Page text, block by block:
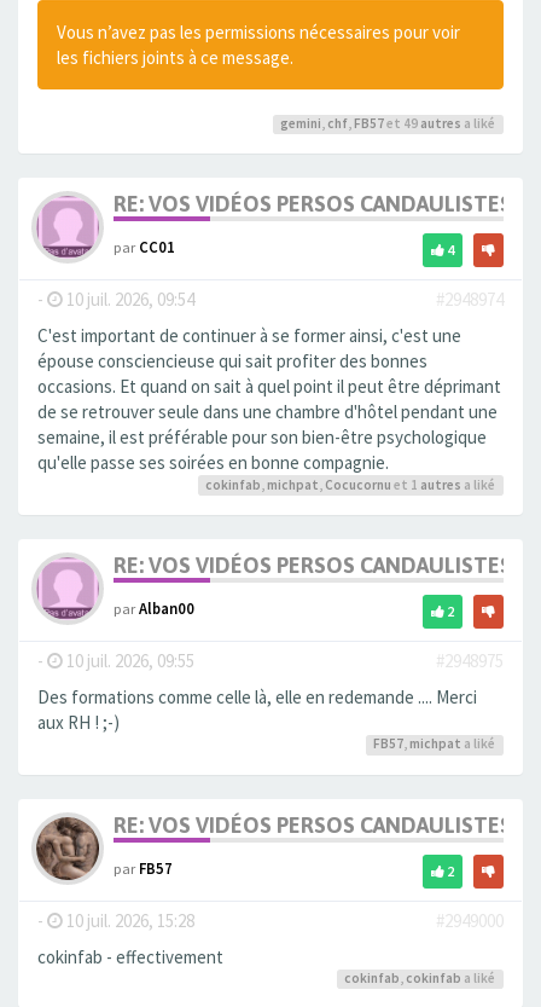
Vous n’avez pas les permissions nécessaires pour voir
les fichiers joints à ce message.
gemini, chf, FB57et 49 autres a liké
RE: VOS VIDÉOS PERSOS CANDAULISTES
parCC01 4
- 10 juil. 2026, 09:54
#2948974
C'est important de continuer à se former ainsi, c'est une
épouse consciencieuse qui sait profiter des bonnes
occasions. Et quand on sait à quel point il peut être déprimant
de se retrouver seule dans une chambre d'hôtel pendant une
semaine, il est préférable pour son bien-être psychologique
qu'elle passe ses soirées en bonne compagnie.
cokinfab michpat Cocucornu et 1 autres a liké
RE: VOS VIDÉOS PERSOS CANDAULISTES
parAlban00 2
- 10 juil. 2026, 09:55
#2948975
Des formations comme celle là, elle en redemande .... Merci
aux RH ! ;-)
FB57, michpat a liké
RE: VOS VIDÉOS PERSOS CANDAULISTES
parFB57 2
- 10 juil. 2026, 15:28
#2949000
cokinfab - effectivement
cokinfab, cokinfab a liké